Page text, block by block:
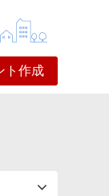
ト作成